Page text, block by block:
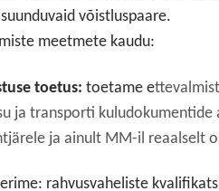
võistluspaare.
meetmete kaudu:
toetus: toetame e
ja transporti kuludokumentide
ja ainult MM-il reaalselt
rahvusvaheliste